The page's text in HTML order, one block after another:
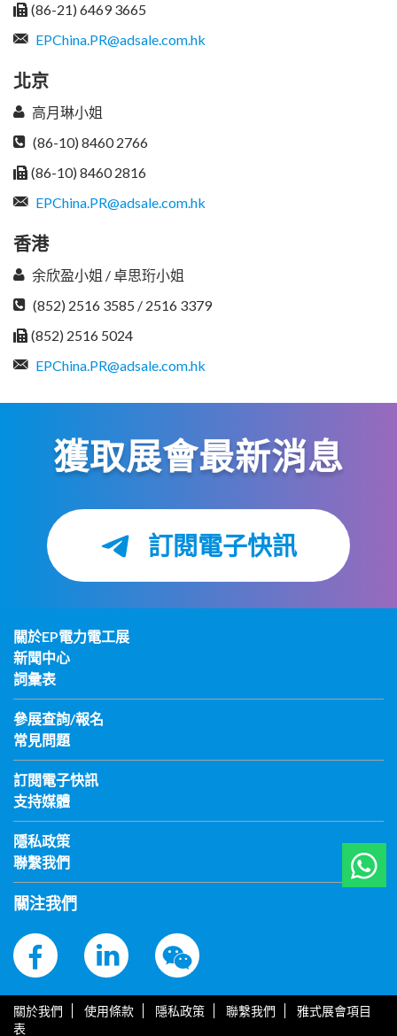
(86-21) 6469 3665
EPChina.PR@adsale.com.hk
北京
高月琳小姐
(86-10) 8460 2766
(86-10) 8460 2816
EPChina.PR@adsale.com.hk
香港
余欣盈小姐 / 卓思珩小姐
(852) 2516 3585 / 2516 3379
(852) 2516 5024
EPChina.PR@adsale.com.hk
獲取展會最新消息
訂閱電子快訊
關於EP電力電工展
新聞中心
詞彙表
參展查詢/報名
常見問題
訂閱電子快訊
支持媒體
隱私政策
聯繫我們
關注我們
關於我們 使用條款 隱私政策 聯繫我們
雅式展會項目
表